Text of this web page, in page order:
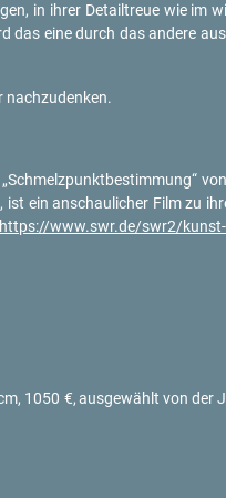
in ihrer De­tail­treue wie im
das eine durch das an­de­re
nach­zu­den­ken.
ein an­schau­li­cher Film zu
https://​www.​swr.​de/​swr2/​
1050 €,aus­ge­wählt von der